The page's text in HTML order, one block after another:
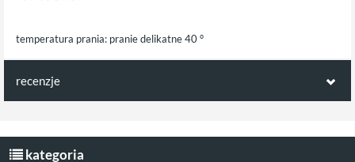
temperatura prania: pranie delikatne 40 °
recenzje
Napisz pierwszą recenzję jako klient!
kategoria